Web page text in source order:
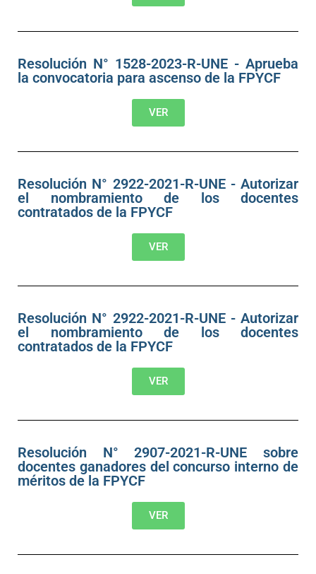
Resolución N° 1528-2023-R-UNE - Aprueba
la convocatoria para ascenso de la FPYCF
VER
Resolución N° 2922-2021-R-UNE - Autorizar
el nombramiento de los docentes
contratados de la FPYCF
VER
Resolución N° 2922-2021-R-UNE - Autorizar
el nombramiento de los docentes
contratados de la FPYCF
VER
Resolución N° 2907-2021-R-UNE sobre
docentes ganadores del concurso interno de
méritos de la FPYCF
VER